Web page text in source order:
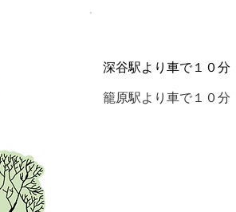
深谷駅より車で１０分
​籠原駅より車で１０分